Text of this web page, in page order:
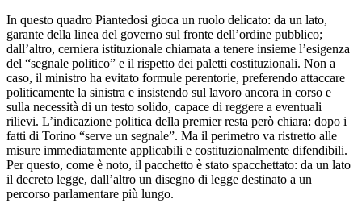
In questo quadro Piantedosi gioca un ruolo delicato: da un lato,
garante della linea del governo sul fronte dell’ordine pubblico;
dall’altro, cerniera istituzionale chiamata a tenere insieme l’esigenza
del “segnale politico” e il rispetto dei paletti costituzionali. Non a
caso, il ministro ha evitato formule perentorie, preferendo attaccare
politicamente la sinistra e insistendo sul lavoro ancora in corso e
sulla necessità di un testo solido, capace di reggere a eventuali
rilievi. L’indicazione politica della premier resta però chiara: dopo i
fatti di Torino “serve un segnale”. Ma il perimetro va ristretto alle
misure immediatamente applicabili e costituzionalmente difendibili.
Per questo, come è noto, il pacchetto è stato spacchettato: da un lato
il decreto legge, dall’altro un disegno di legge destinato a un
percorso parlamentare più lungo.